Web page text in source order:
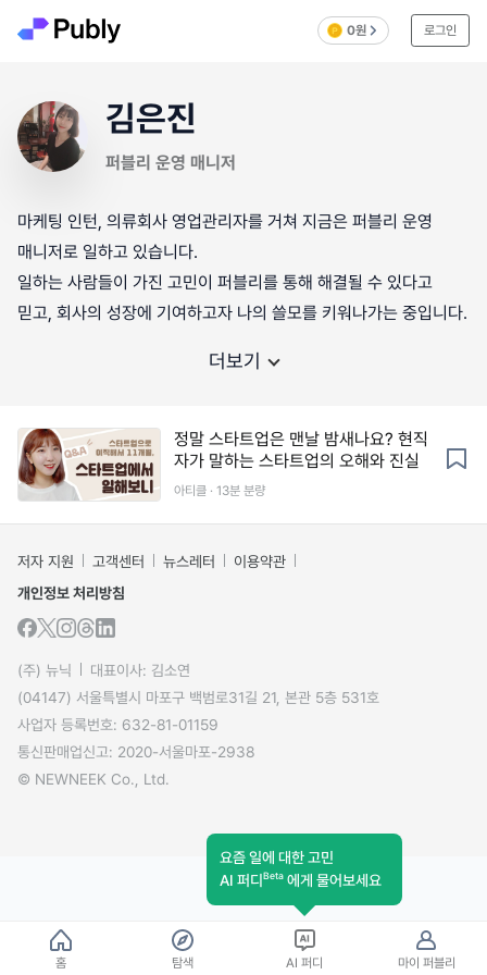
0원 로그인
김은진
퍼블리 운영 매니저
마케팅 인턴, 의류회사 영업관리자를 거쳐 지금은 퍼블리 운영
매니저로 일하고 있습니다.
일하는 사람들이 가진 고민이 퍼블리를 통해 해결될 수 있다고
믿고, 회사의 성장에 기여하고자 나의 쓸모를 키워나가는 중입니다.
더보기
정말 스타트업은 맨날 밤새나요? 현직
자가 말하는 스타트업의 오해와 진실
아티클 · 13분 분량
저자 지원 고객센터 뉴스레터
이용약관
개인정보 처리방침
(주) 뉴닉
대표이사: 김소연
(04147) 서울특별시 마포구 백범로31길 21, 본관 5층 531호
사업자 등록번호: 632-81-01159
통신판매업신고: 2020-서울마포-2938
© NEWNEEK Co., Ltd.
홈 탐색
요즘 일에 대한 고민
AI 퍼디Beta 에게 물어보세요
AI 퍼디 마이 퍼블리